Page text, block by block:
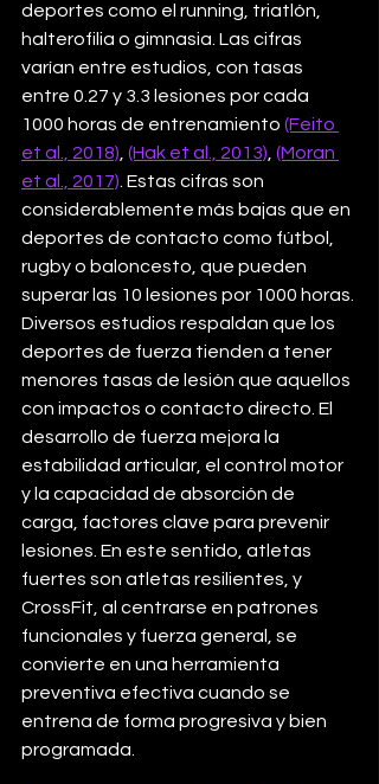
deportes como el running, triatlón,
halterofilia o gimnasia. Las cifras
varían entre estudios, con tasas
entre 0.27 y 3.3 lesiones por cada
1000 horas de entrenamiento (Feito
et al., 2018), (Hak et al., 2013), (Moran
et al., 2017). Estas cifras son
considerablemente más bajas que en
deportes de contacto como fútbol,
rugby o baloncesto, que pueden
superar las 10 lesiones por 1000 horas.
Diversos estudios respaldan que los
deportes de fuerza tienden a tener
menores tasas de lesión que aquellos
con impactos o contacto directo. El
desarrollo de fuerza mejora la
estabilidad articular, el control motor
y la capacidad de absorción de
carga, factores clave para prevenir
lesiones. En este sentido, atletas
fuertes son atletas resilientes, y
CrossFit, al centrarse en patrones
funcionales y fuerza general, se
convierte en una herramienta
preventiva efectiva cuando se
entrena de forma progresiva y bien
programada.